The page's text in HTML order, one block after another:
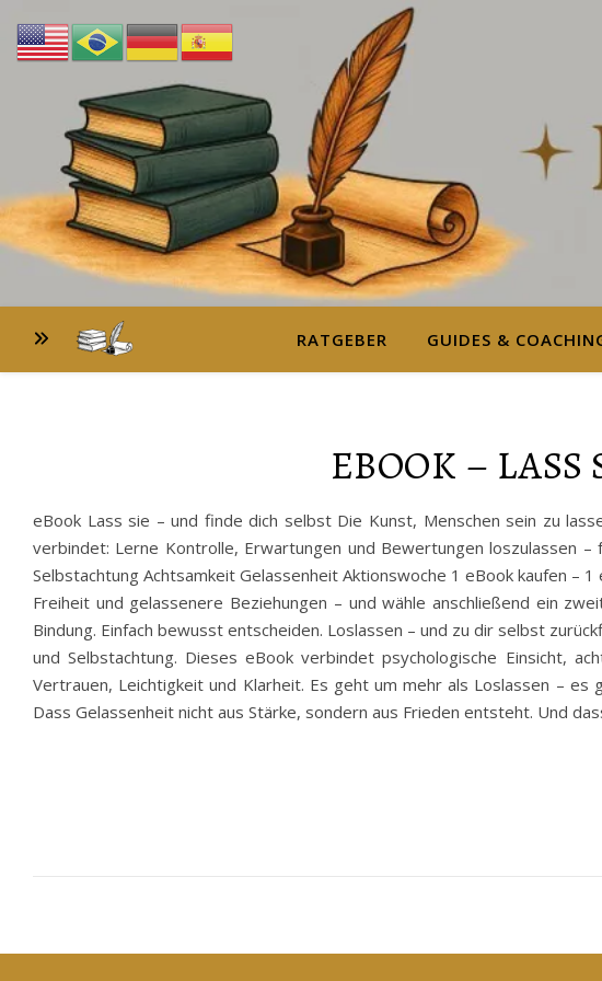
RATGEBER GUIDES &
EBOOK –
eBook Lass sie – und finde dich selbst Die Kunst, Menschen sein zu
verbindet: Lerne Kontrolle, Erwartungen und Bewertungen loszulassen
Selbstachtung Achtsamkeit Gelassenheit Aktionswoche 1 eBook kaufen –
Freiheit und gelassenere Beziehungen – und wähle anschließend ein
Bindung. Einfach bewusst entscheiden. Loslassen – und zu dir selbst
und Selbstachtung. Dieses eBook verbindet psychologische Einsicht,
Vertrauen, Leichtigkeit und Klarheit. Es geht um mehr als Loslassen –
Dass Gelassenheit nicht aus Stärke, sondern aus Frieden entsteht. Und